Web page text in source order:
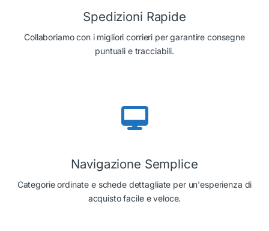
Spedizioni Rapide
Collaboriamo con i migliori corrieri per garantire consegne
puntuali e tracciabili.
Navigazione Semplice
Categorie ordinate e schede dettagliate per un'esperienza di
acquisto facile e veloce.